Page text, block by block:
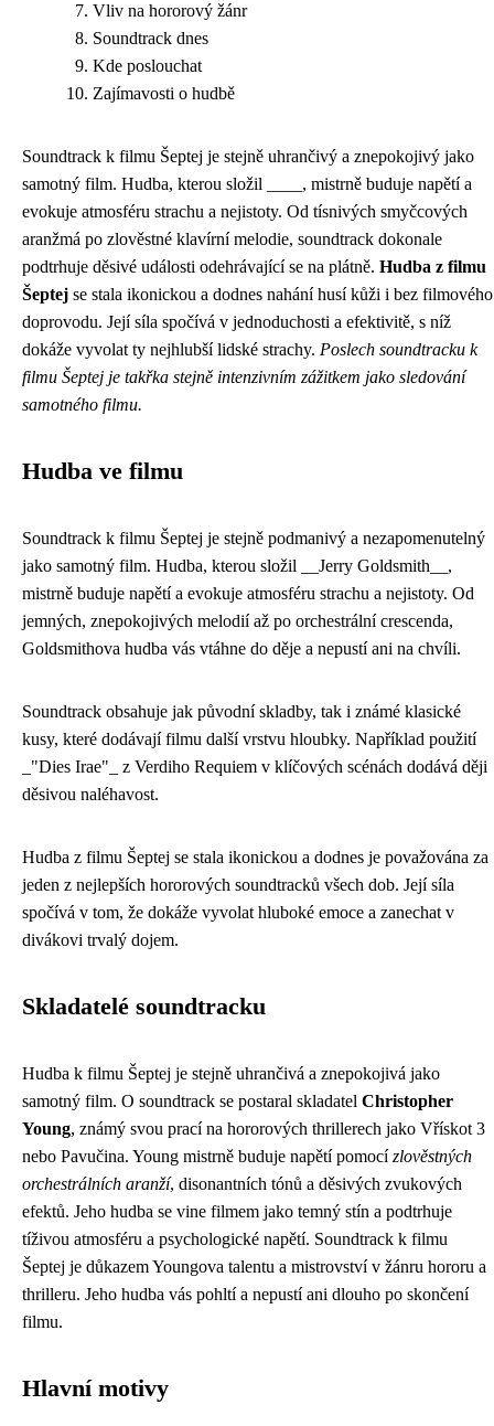
Vliv na hororový žánr
Soundtrack dnes
Kde poslouchat
Zajímavosti o hudbě
Soundtrack k filmu Šeptej je stejně uhrančivý a znepokojivý jako
samotný film. Hudba, kterou složil ____, mistrně buduje napětí a
evokuje atmosféru strachu a nejistoty. Od tísnivých smyčcových
aranžmá po zlověstné klavírní melodie, soundtrack dokonale
podtrhuje děsivé události odehrávající se na plátně. Hudba z filmu
Šeptej se stala ikonickou a dodnes nahání husí kůži i bez filmového
doprovodu. Její síla spočívá v jednoduchosti a efektivitě, s níž
dokáže vyvolat ty nejhlubší lidské strachy. Poslech soundtracku k
filmu Šeptej je takřka stejně intenzivním zážitkem jako sledování
samotného filmu.
Hudba ve filmu
Soundtrack k filmu Šeptej je stejně podmanivý a nezapomenutelný
jako samotný film. Hudba, kterou složil __Jerry Goldsmith__,
mistrně buduje napětí a evokuje atmosféru strachu a nejistoty. Od
jemných, znepokojivých melodií až po orchestrální crescenda,
Goldsmithova hudba vás vtáhne do děje a nepustí ani na chvíli.
Soundtrack obsahuje jak původní skladby, tak i známé klasické
kusy, které dodávají filmu další vrstvu hloubky. Například použití
_"Dies Irae"_ z Verdiho Requiem v klíčových scénách dodává ději
děsivou naléhavost.
Hudba z filmu Šeptej se stala ikonickou a dodnes je považována za
jeden z nejlepších hororových soundtracků všech dob. Její síla
spočívá v tom, že dokáže vyvolat hluboké emoce a zanechat v
divákovi trvalý dojem.
Skladatelé soundtracku
Hudba k filmu Šeptej je stejně uhrančivá a znepokojivá jako
samotný film. O soundtrack se postaral skladatel Christopher
Young, známý svou prací na hororových thrillerech jako Vřískot 3
nebo Pavučina. Young mistrně buduje napětí pomocízlověstných
orchestrálních aranží, disonantních tónů a děsivých zvukových
efektů. Jeho hudba se vine filmem jako temný stín a podtrhuje
tíživou atmosféru a psychologické napětí. Soundtrack k filmu
Šeptej je důkazem Youngova talentu a mistrovství v žánru hororu a
thrilleru. Jeho hudba vás pohltí a nepustí ani dlouho po skončení
filmu.
Hlavní motivy